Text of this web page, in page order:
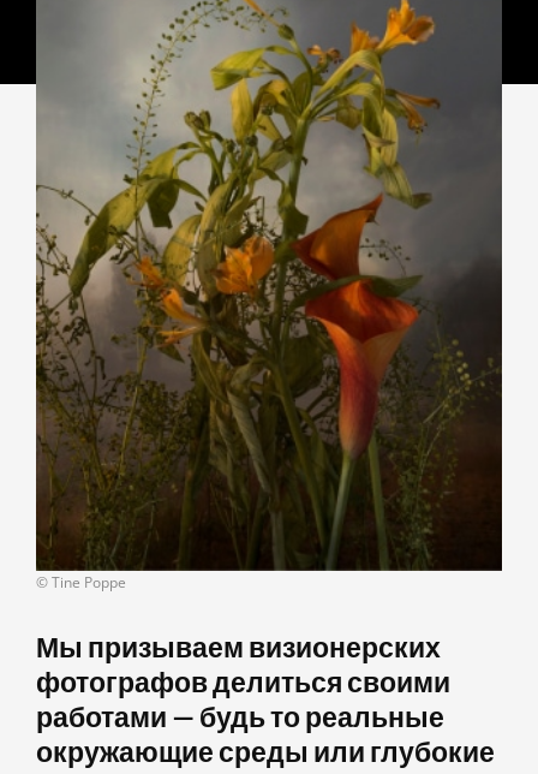
© Tine Poppe
Мы призываем визионерских
фотографов делиться своими
работами — будь то реальные
окружающие среды или глубокие